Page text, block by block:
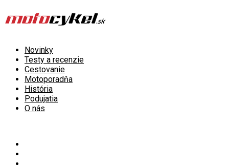
Novinky
Testy a recenzie
Cestovanie
Motoporadňa
História
Podujatia
O nás